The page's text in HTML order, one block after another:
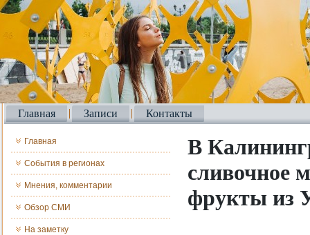
Главная Записи Контакты
Главная
События в регионах
Мнения, комментарии
Обзор СМИ
На заметку
В
сливочное
фрукты из